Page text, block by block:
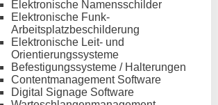
Elektronische Namensschilder
Elektronische Funk-
Arbeitsplatzbeschilderung
Elektronische Leit- und
Orientierungssysteme
Befestigungssysteme / Halterungen
Contentmanagement Software
Digital Signage Software